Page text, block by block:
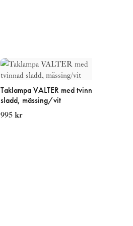
Taklampa VALTER med tvinnad
sladd, mässing/vit
995kr